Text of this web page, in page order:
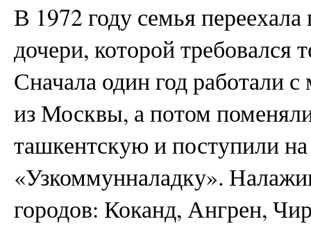
В 1972 году семья
дочери, которой требовался
Сначала один год работали
из Москвы, а потом
ташкентскую и поступили
«Узкоммунналадку».
городов: Коканд, Ангрен,